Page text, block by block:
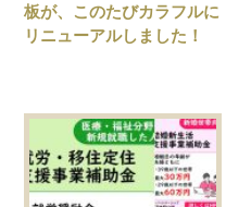
板が、このたびカラフルに
リニューアルしました！